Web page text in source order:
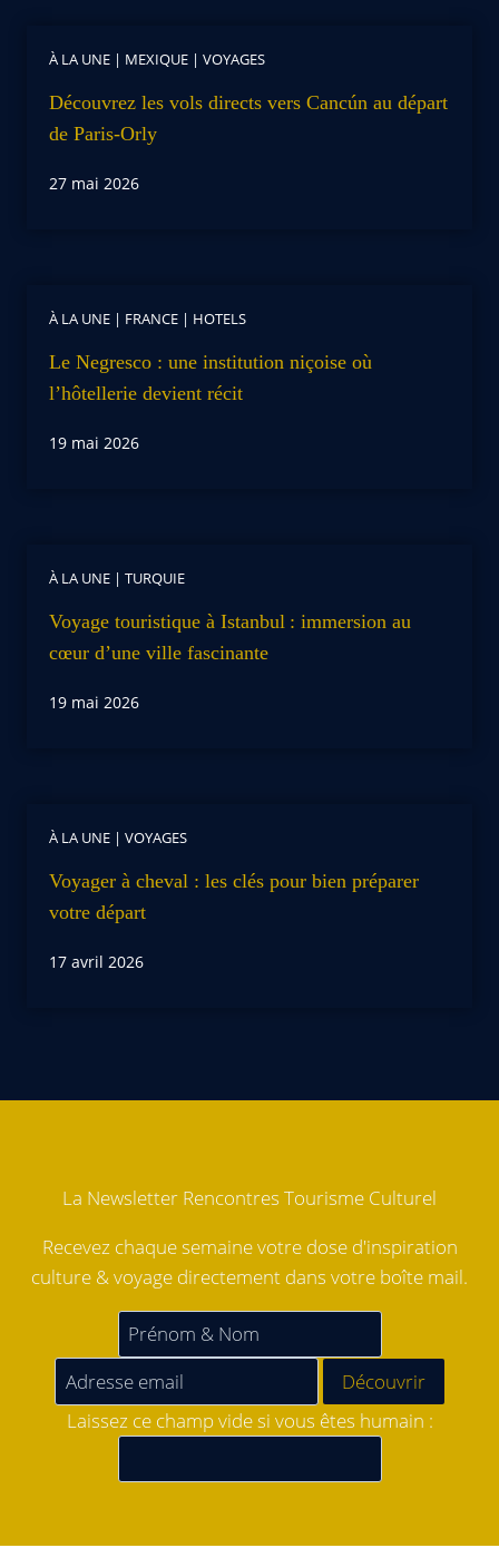
À LA UNE | MEXIQUE | VOYAGES
Découvrez les vols directs vers Cancún au départ
de Paris-Orly
27 mai 2026
À LA UNE | FRANCE | HOTELS
Le Negresco : une institution niçoise où
l’hôtellerie devient récit
19 mai 2026
À LA UNE | TURQUIE
Voyage touristique à Istanbul : immersion au
cœur d’une ville fascinante
19 mai 2026
À LA UNE | VOYAGES
Voyager à cheval : les clés pour bien préparer
votre départ
17 avril 2026
La Newsletter Rencontres Tourisme Culturel
Recevez chaque semaine votre dose d'inspiration
culture & voyage directement dans votre boîte mail.
Laissez ce champ vide si vous êtes humain :